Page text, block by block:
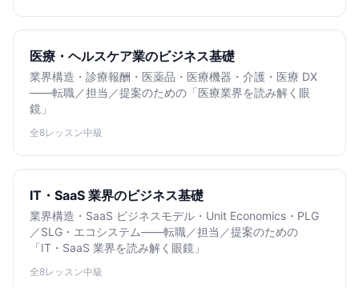
医療・ヘルスケア業のビジネス基礎
業界構造・診療報酬・医薬品・医療機器・介護・医療 DX
——転職／担当／提案のための「医療業界を読み解く眼
鏡」
全8レッスン中級
IT・SaaS 業界のビジネス基礎
業界構造・SaaS ビジネスモデル・Unit Economics・PLG
／SLG・エコシステム——転職／担当／提案のための
「IT・SaaS 業界を読み解く眼鏡」
全8レッスン中級